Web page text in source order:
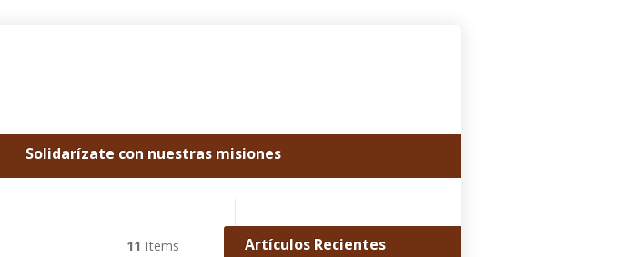
Solidarízate con nuestras misiones
11 Items Artículos Recientes